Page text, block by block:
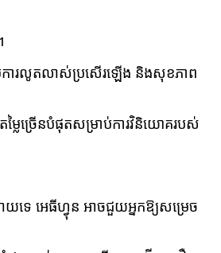
ាប់​ការលូតលាស់​ប្រសើរ​ឡើង និង​សុខភាព​
ៃច្រើនបំផុតសម្រាប់ការវិនិយោគរបស់
យទេ អេធីហ្វុន អាចជួយអ្នកឱ្យសម្រេច